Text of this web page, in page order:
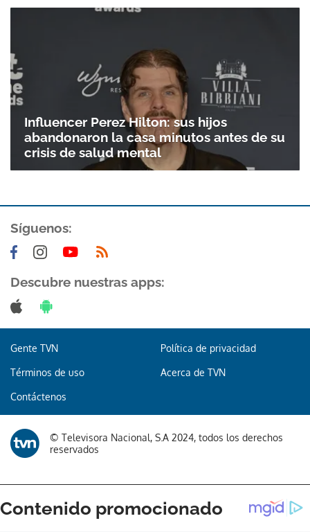
Gracias por suscribirte a nuestro boletín.
ACEPTAR
Influencer Perez Hilton: sus hijos
abandonaron la casa minutos antes de su
crisis de salud mental
Síguenos:
Descubre nuestras apps:
Gente TVN Política de privacidad
Términos de uso Acerca de TVN
Contáctenos
© Televisora Nacional, S.A 2024, todos los derechos
reservados